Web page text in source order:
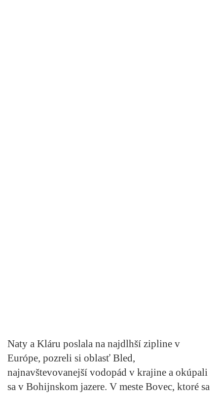
Naty a Kláru poslala na najdlhší zipline v
Európe, pozreli si oblasť Bled,
najnavštevovanejší vodopád v krajine a okúpali
sa v Bohijnskom jazere. V meste Bovec, ktoré sa